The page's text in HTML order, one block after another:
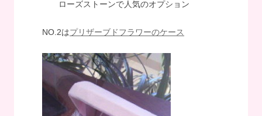
ローズストーンで人気のオプション
NO.2はプリザーブドフラワーのケース